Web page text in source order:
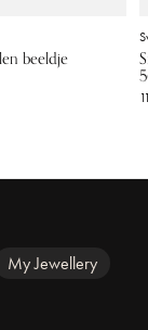
beeldje
My Jewellery